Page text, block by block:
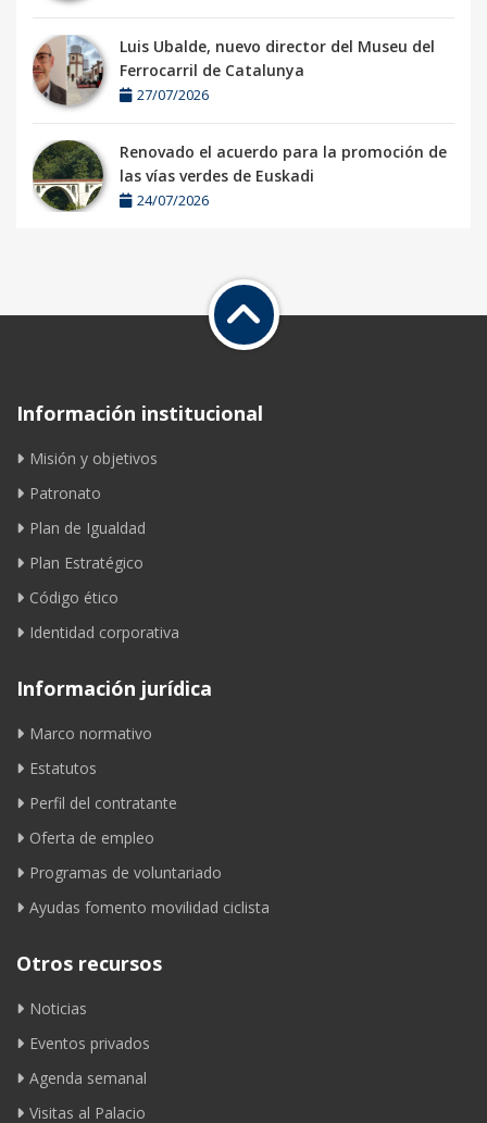
Luis Ubalde, nuevo director del Museu del
Ferrocarril de Catalunya
27/07/2026
Renovado el acuerdo para la promoción de
las vías verdes de Euskadi
24/07/2026
Información institucional
Misión y objetivos
Patronato
Plan de Igualdad
Plan Estratégico
Código ético
Identidad corporativa
Información jurídica
Marco normativo
Estatutos
Perfil del contratante
Oferta de empleo
Programas de voluntariado
Ayudas fomento movilidad ciclista
Otros recursos
Noticias
Eventos privados
Agenda semanal
Visitas al Palacio